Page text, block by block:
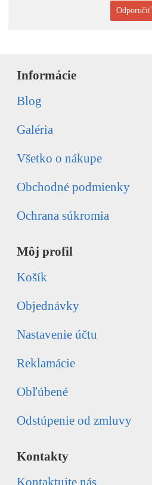
Odporučiť
Informácie
Blog
Galéria
Všetko o nákupe
Obchodné podmienky
Ochrana súkromia
Môj profil
Košík
Objednávky
Nastavenie účtu
Reklamácie
Obľúbené
Odstúpenie od zmluvy
Kontakty
Kontaktujte nás